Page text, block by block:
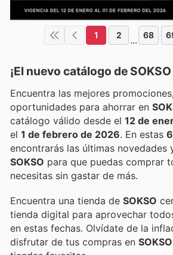
1 2 ... 68
¡El nuevo catálogo de SOKSO
Encuentra las mejores
oportunidades para ahorrar en
catálogo válido desde el 12 de
el 1 de febrero de 2026 . En estas
encontrarás las últimas novedades
SOKSO para que puedas comprar
necesitas sin gastar de más.
Encuentra una tienda de SOKSO
tienda digital para aprovechar
en estas fechas. Olvídate de la
disfrutar de tus compras en SOKSO